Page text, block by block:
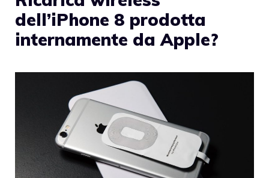
dell’iPhone 8 prodotta
internamente da Apple?